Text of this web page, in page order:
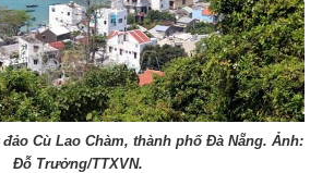
Cù Lao Chàm, thành phố Đà Nẵng. Ảnh:
Đỗ Trưởng/TTXVN.